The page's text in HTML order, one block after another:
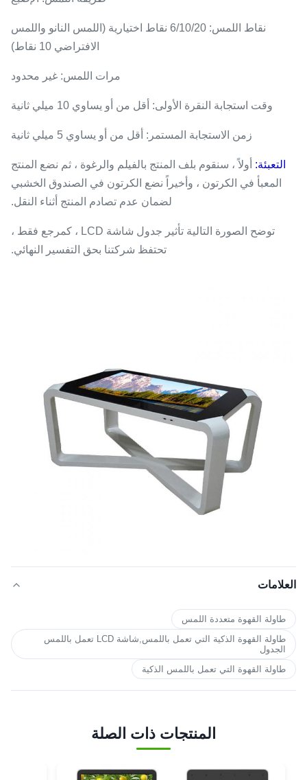
نقاط اللمس: 6/10/20 نقاط اختيارية (اللمس النانو واللمس
الافتراضي 10 نقاط)
مرات اللمس: غير محدود
وقت استجابة النقرة الأولى: أقل من أو يساوي 10 ميلي ثانية
زمن الاستجابة المستمر: أقل من أو يساوي 5 ميلي ثانية
التعبئة: أولاً ، سنقوم بلف المنتج بالفيلم والرغوة ، ثم نضع المنتج
المعبأ في الكرتون ، وأخيراً نضع الكرتون في الصندوق الخشبي
لضمان عدم تصادم المنتج أثناء النقل.
توضح الصورة التالية تأثير جدول شاشة LCD ، كمرجع فقط ،
تحتفظ شركتنا بحق التفسير النهائي.
العلامات
طاولة القهوة متعددة اللمس
طاولة القهوة الذكية التي تعمل باللمس,شاشة LCD تعمل باللمس
الجدول
طاولة القهوة التي تعمل باللمس الذكية
المنتجات ذات الصلة